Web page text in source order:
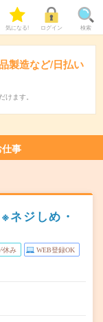
気になる! ログイン 検索
製造など/日払い
けます。
事
ネジしめ・
休み WEB登録OK